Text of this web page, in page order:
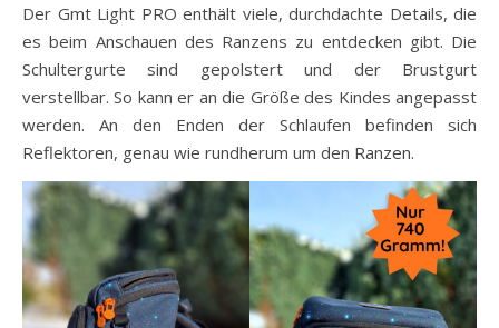
Der Gmt Light PRO enthält viele, durchdachte Details, die
es beim Anschauen des Ranzens zu entdecken gibt. Die
Schultergurte sind gepolstert und der Brustgurt
verstellbar. So kann er an die Größe des Kindes angepasst
werden. An den Enden der Schlaufen befinden sich
Reflektoren, genau wie rundherum um den Ranzen.